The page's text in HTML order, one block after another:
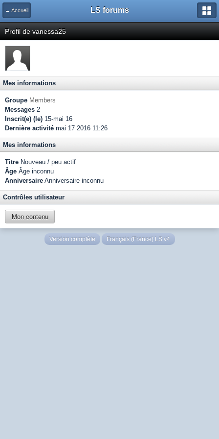
← Accueil LS forums
Profil de vanessa25
Mes informations
Groupe Members
Messages 2
Inscrit(e) (le) 15-mai 16
Dernière activité mai 17 2016 11:26
Mes informations
Titre Nouveau / peu actif
Âge Âge inconnu
Anniversaire Anniversaire inconnu
Contrôles utilisateur
Mon contenu
Version complète Français (France) LS v4